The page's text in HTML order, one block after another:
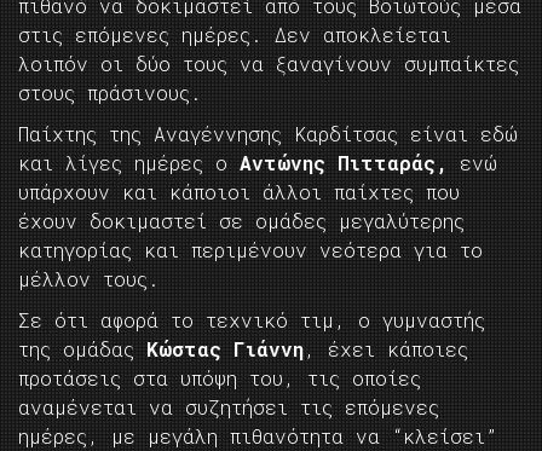
πιθανό να δοκιμαστεί από τους Βοιωτούς μέσα
στις επόμενες ημέρες. Δεν αποκλείεται
λοιπόν οι δύο τους να ξαναγίνουν συμπαίκτες
στους πράσινους.
Παίχτης της Αναγέννησης Καρδίτσας είναι εδώ
και λίγες ημέρες ο Αντώνης Πιτταράς,
ενώ
υπάρχουν και κάποιοι άλλοι παίχτες που
έχουν δοκιμαστεί σε ομάδες μεγαλύτερης
κατηγορίας και περιμένουν νεότερα για το
μέλλον τους.
Σε ότι αφορά το τεχνικό τιμ, ο γυμναστής
της ομάδας Κώστας Γιάννη, έχει κάποιες
προτάσεις στα υπόψη του, τις οποίες
αναμένεται να συζητήσει τις επόμενες
ημέρες, με μεγάλη πιθανότητα να “κλείσει”